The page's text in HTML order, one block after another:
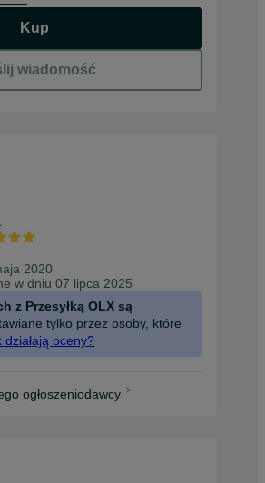
Kup
wiadomość
2020
w dniu 07 lipca 2025
z Przesyłką OLX są
tylko przez osoby, które
działają oceny?
ogłoszeniodawcy